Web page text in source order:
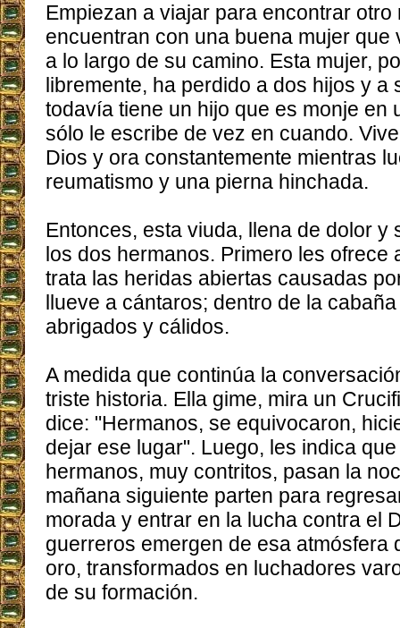
Empiezan a viajar para encontrar otro
encuentran con una buena mujer que
a lo largo de su camino. Esta mujer,
libremente, ha perdido a dos hijos y a
todavía tiene un hijo que es monje en
sólo le escribe de vez en cuando.
Dios y ora constantemente mientras
reumatismo y una pierna hinchada.
Entonces, esta viuda, llena de dolor y
los dos hermanos. Primero les ofrece
trata las heridas abiertas causadas
llueve a cántaros; dentro de la
abrigados y cálidos.
A medida que continúa la
triste historia. Ella gime, mira un
dice: "Hermanos, se equivocaron,
dejar ese lugar". Luego, les indica
hermanos, muy contritos, pasan la
mañana siguiente parten para
morada y entrar en la lucha contra el
guerreros emergen de esa atmósfera
oro, transformados en luchadores
de su formación.